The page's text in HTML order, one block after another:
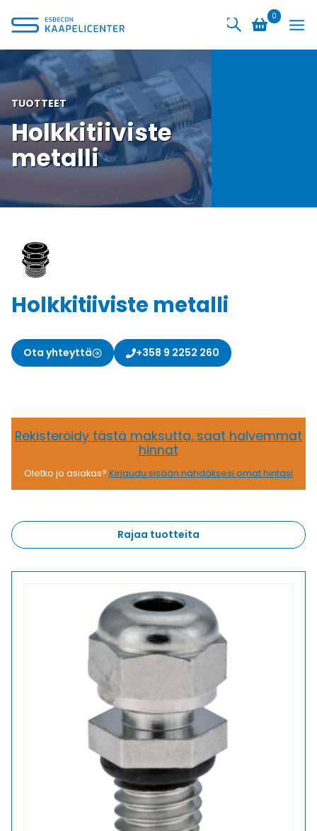
sisältöön
0
TUOTTEET
Holkkitiiviste
metalli
Holkkitiiviste metalli
Ota yhteyttä +358 9 2252 260
Rekisteröidy tästä maksutta, saat halvemmat
hinnat
Oletko jo asiakas? Kirjaudu sisään nähdäksesi omat hintasi
Rajaa tuotteita